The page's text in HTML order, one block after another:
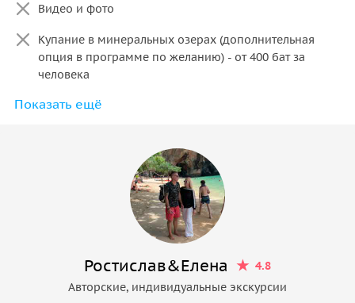
Видео и фото
Купание в минеральных озерах (дополнительная
опция в программе по желанию) - от 400 бат за
человека
Обязательная медицинская страховка
Показать ещё
Ростислав&Елена
4.8
Авторские, индивидуальные экскурсии